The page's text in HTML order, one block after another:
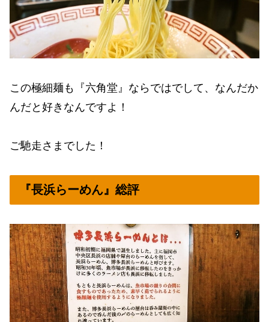
この極細麺も『六角堂』ならではでして、なんだか
んだと好きなんですよ！
ご馳走さまでした！
『長浜らーめん』総評